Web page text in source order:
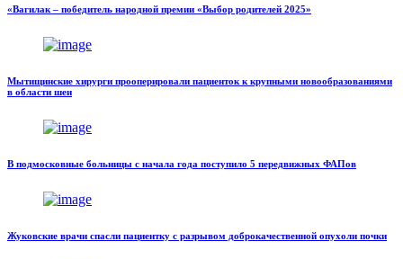
«Вагилак – победитель народной премии «Выбор родителей 2025»
Мытищинские хирурги прооперировали пациенток к крупными новообразованиями
в области шеи
В подмосковные больницы с начала года поступило 5 передвижных ФАПов
Жуковские врачи спасли пациентку с разрывом доброкачественной опухоли почки